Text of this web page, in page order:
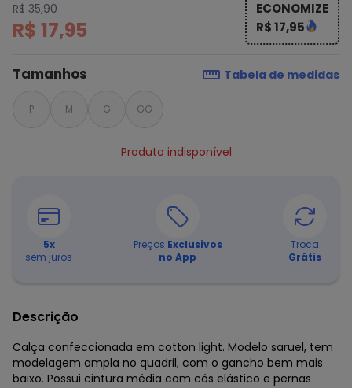
R$ 35,90
R$ 17,95
ECONOMIZE
R$ 17,95
Tamanhos Tabela de medidas
P M G GG
Produto indisponível
5x
sem juros
Preços Exclusivos
no App
Troca
Grátis
Descrição
Calça confeccionada em cotton light. Modelo saruel, tem
modelagem ampla no quadril, com o gancho bem mais
baixo. Possui cintura média com cós elástico e pernas